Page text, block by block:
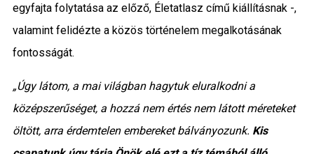
Sport
Kapcsolat
egyfajta folytatása az előző, Életatlasz című kiállításnak-,
valamint felidézte a közös történelem megalkotásának
fontosságát.
„Úgy látom, a mai világban hagytuk eluralkodni a
középszerűséget, a hozzá nem értés nem látott méreteket
öltött, arra érdemtelen embereket bálványozunk. Kis